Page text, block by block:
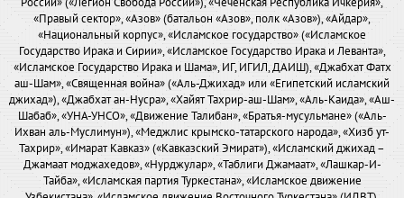
«Правый сектор», «Азов» (батальон «Азов», полк «Азов»), «Айдар»,
«Национальный корпус», «Исламское государство» («Исламское
Государство Ирака и Сирии», «Исламское Государство Ирака и Леванта»,
«Исламское Государство Ирака и Шама», ИГ, ИГИЛ, ДАИШ), «Джабхат Фатх
аш-Шам», «Священная война» («Аль-Джихад» или «Египетский исламский
джихад»), «Джабхат ан-Нусра», «Хайят Тахрир-аш-Шам», «Аль-Каида», «Аш-
Шабаб», «УНА-УНСО», «Движение Талибан», «Братья-мусульмане» («Аль-
Ихван аль-Муслимун»), «Меджлис крымско-татарского народа», «Хизб ут-
Тахрир», «Имарат Кавказ» («Кавказский Эмират»), «Исламский джихад –
Джамаат моджахедов», «Нурджулар», «Таблиги Джамаат», «Лашкар-И-
Тайба», «Исламская партия Туркестана», «Исламское движение